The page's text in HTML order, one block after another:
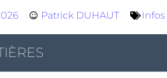
Patrick DUHAUT Infos